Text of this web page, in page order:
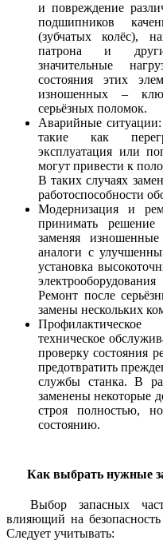
и повреждение
подшипников
(зубчатых колёс),
патрона и
значительные
состояния этих
изношенных –
серьёзных поломок.
Аварийные ситуации:
такие как
эксплуатация или
могут привести к
В таких случаях
работоспособности
Модернизация и
принимать решение
заменяя
аналоги с
установка
Ремонт после
замены нескольких
техническое
проверку состояния
предотвратить
службы станка. В
заменены некоторые
строя полностью,
состоянию.
Как выбрать нужные
Выбор запасных
влияющий на
Следует учитывать: